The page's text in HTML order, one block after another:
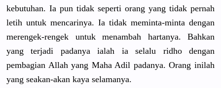
kebutuhan. Ia pun tidak seperti orang yang tidak pernah
letih untuk mencarinya. Ia tidak meminta-minta dengan
merengek-rengek untuk menambah hartanya. Bahkan
yang terjadi padanya ialah ia selalu ridho dengan
pembagian Allah yang Maha Adil padanya. Orang inilah
yang seakan-akan kaya selamanya.